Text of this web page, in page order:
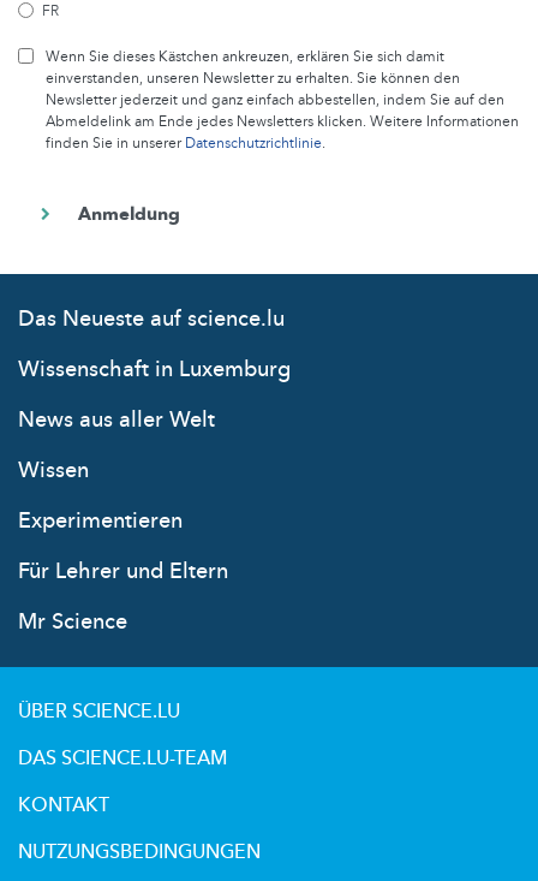
FR
Wenn Sie dieses Kästchen ankreuzen, erklären Sie sich damit
einverstanden, unseren Newsletter zu erhalten. Sie können den
Newsletter jederzeit und ganz einfach abbestellen, indem Sie auf den
Abmeldelink am Ende jedes Newsletters klicken. Weitere Informationen
finden Sie in unsererDatenschutzrichtlinie.
Das Neueste auf science.lu
Wissenschaft in Luxemburg
News aus aller Welt
Wissen
Experimentieren
Für Lehrer und Eltern
Mr Science
ÜBER SCIENCE.LU
DAS SCIENCE.LU-TEAM
KONTAKT
NUTZUNGSBEDINGUNGEN